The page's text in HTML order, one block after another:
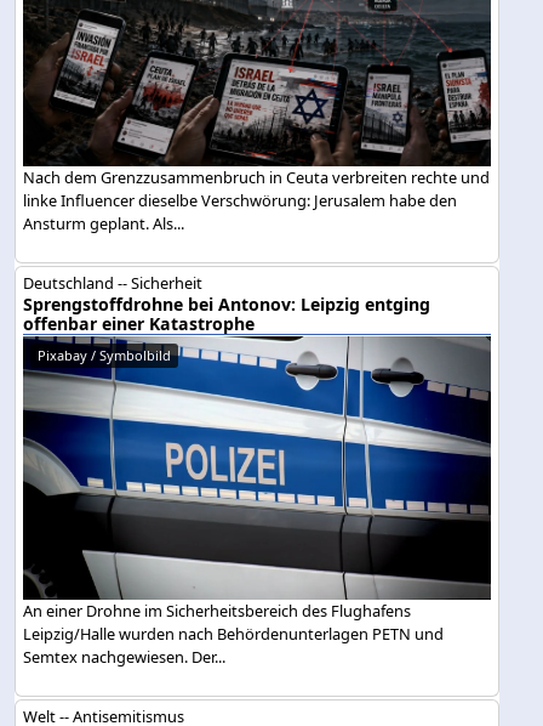
Nach dem Grenzzusammenbruch in Ceuta verbreiten rechte und
linke Influencer dieselbe Verschwörung: Jerusalem habe den
Ansturm geplant. Als...
Deutschland -- Sicherheit
Sprengstoffdrohne bei Antonov: Leipzig entging
offenbar einer Katastrophe
Pixabay / Symbolbild
An einer Drohne im Sicherheitsbereich des Flughafens
Leipzig/Halle wurden nach Behördenunterlagen PETN und
Semtex nachgewiesen. Der...
Welt -- Antisemitismus